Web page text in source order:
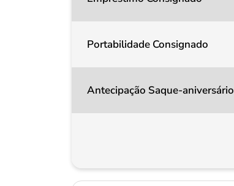
Portabilidade Consignado
Antecipação Saque-aniversário